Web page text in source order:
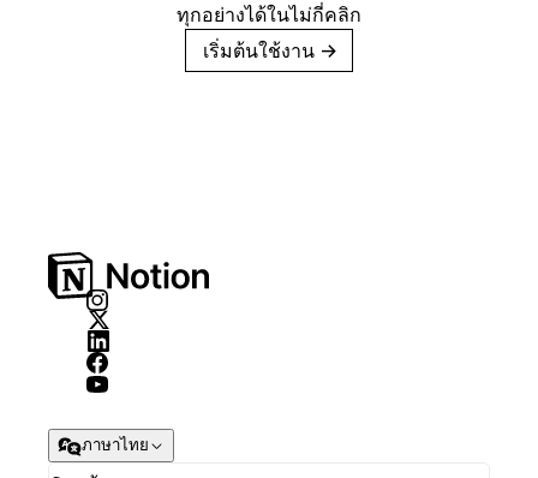
ทุกอย่างได้ในไม่กี่คลิก
เริ่มต้นใช้งาน →
ภาษาไทย